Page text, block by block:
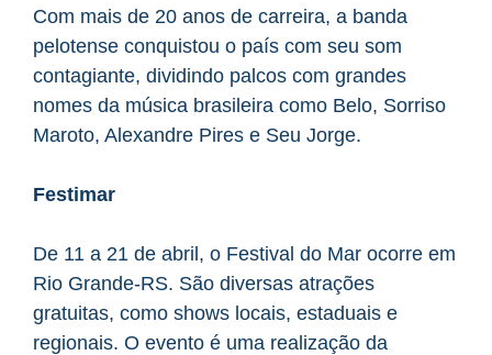
Com mais de 20 anos de carreira, a banda
pelotense conquistou o país com seu som
contagiante, dividindo palcos com grandes
nomes da música brasileira como Belo, Sorriso
Maroto, Alexandre Pires e Seu Jorge.
Festimar
De 11 a 21 de abril, o Festival do Mar ocorre em
Rio Grande-RS. São diversas atrações
gratuitas, como shows locais, estaduais e
regionais. O evento é uma realização da